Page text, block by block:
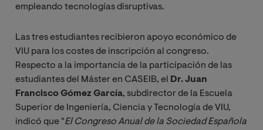
empleando tecnologías disruptivas.
Las tres estudiantes recibieron apoyo económico de
VIU para los costes de inscripción al congreso.
Respecto a la importancia de la participación de las
estudiantes del Máster en CASEIB, el
Dr. Juan
Francisco Gómez García, subdirector de la Escuela
Superior de Ingeniería, Ciencia y Tecnología de VIU,
indicó que "El Congreso Anual de la Sociedad Española